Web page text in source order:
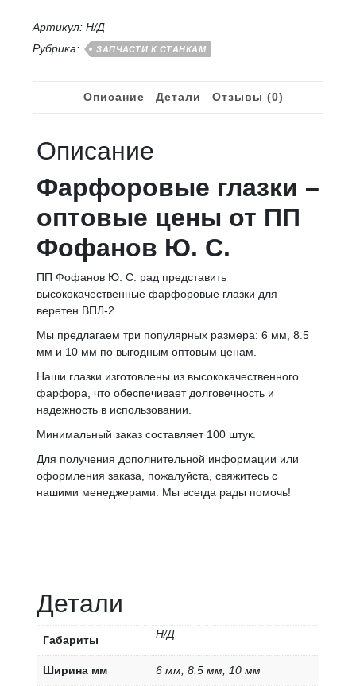
для
веретена
ВПЛ-2
Артикул: Н/Д
Рубрика:
ЗАПЧАСТИ К СТАНКАМ
Описание Детали Отзывы (0)
Описание
Фарфоровые глазки –
оптовые цены от ПП
Фофанов Ю. С.
ПП Фофанов Ю. С. рад представить
высококачественные фарфоровые глазки для
веретен ВПЛ-2.
Мы предлагаем три популярных размера: 6 мм, 8.5
мм и 10 мм по выгодным оптовым ценам.
Наши глазки изготовлены из высококачественного
фарфора, что обеспечивает долговечность и
надежность в использовании.
Минимальный заказ составляет 100 штук.
Для получения дополнительной информации или
оформления заказа, пожалуйста, свяжитесь с
нашими менеджерами. Мы всегда рады помочь!
Детали
Габариты Н/Д
Ширина мм 6 мм, 8.5 мм, 10 мм